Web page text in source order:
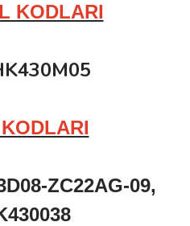
KODLARI
ZC22AG-09,